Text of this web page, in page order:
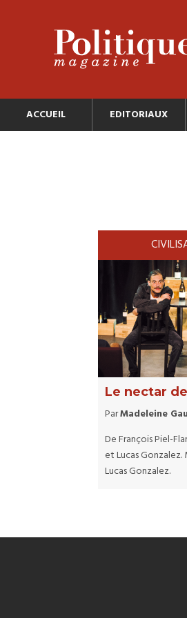
ACCUEIL EDITORIAUX
Le nectar
ParMadeleine
De François Piel-
et Lucas Gonzalez.
Lucas Gonzalez.